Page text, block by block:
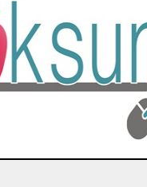
Karakaya’dan
Sona Doğru.